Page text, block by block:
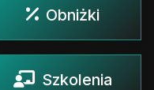
Obniżki
Szkolenia